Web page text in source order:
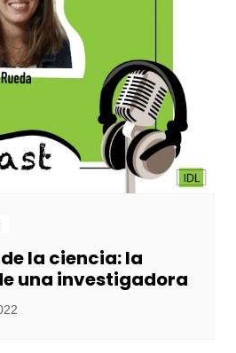
la ciencia: la
una investigadora